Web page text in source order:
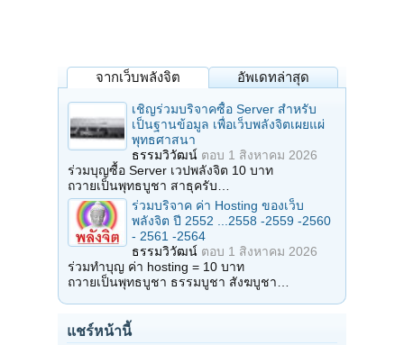
จากเว็บพลังจิต อัพเดทล่าสุด
เชิญร่วมบริจาคซื้อ Server สำหรับ
เป็นฐานข้อมูล เพื่อเว็บพลังจิตเผยแผ่
พุทธศาสนา
ธรรมวิวัฒน์ ตอบ 1 สิงหาคม 2026
ร่วมบุญซื้อ Server เวปพลังจิต 10 บาท
ถวายเป็นพุทธบูชา สาธุครับ…
ร่วมบริจาค ค่า Hosting ของเว็บ
พลังจิต ปี 2552 ...2558 -2559 -2560
- 2561 -2564
ธรรมวิวัฒน์ ตอบ 1 สิงหาคม 2026
ร่วมทำบุญ ค่า hosting = 10 บาท
ถวายเป็นพุทธบูชา ธรรมบูชา สังฆบูชา…
แชร์หน้านี้